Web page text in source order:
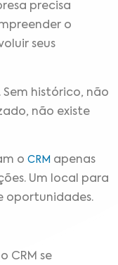
precisa
o
seus
histórico, não
não existe
o CRM apenas
Um local para
oportunidades.
CRM se